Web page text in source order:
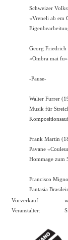
Schweizer
«Vreneli ab em
Georg
«Ombra mai
-Pause-
Walter Furrer
Musik für
Frank Martin
Pavane
Hommage zum
Francisco
Fantasia
Vorverkauf:
Veranstalter: